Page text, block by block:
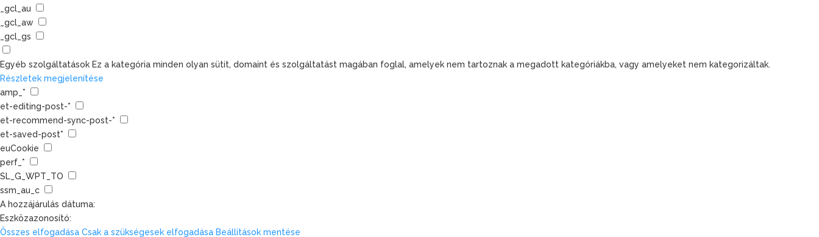
_gcl_au
_gcl_aw
_gcl_gs
Egyéb szolgáltatások Ez a kategória minden olyan sütit, domaint és szolgáltatást magában foglal, amelyek nem tartoznak a megadott kategóriákba, vagy amelyeket nem kategorizáltak.
Részletek megjelenítése
amp_*
et-editing-post-*
et-recommend-sync-post-*
et-saved-post*
euCookie
perf_*
SL_G_WPT_TO
ssm_au_c
A hozzájárulás dátuma:
Eszközazonosító:
Összes elfogadása Csak a szükségesek elfogadása Beállítások mentése